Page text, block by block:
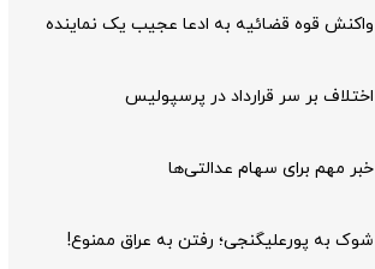
واکنش قوه قضائیه به ادعا عجیب یک نماینده
اختلاف بر سر قرارداد در پرسپولیس
خبر مهم برای سهام عدالتی‌ها
شوک به پورعلیگنجی؛ رفتن به عراق ممنوع!